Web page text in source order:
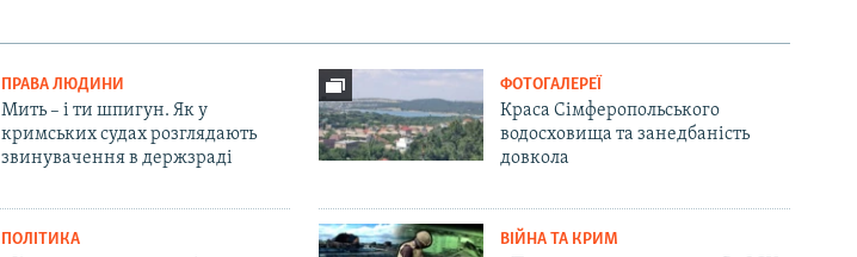
ПРАВА ЛЮДИНИ
Мить – і ти шпигун. Як у
кримських судах розглядають
звинувачення в держзраді
ФОТОГАЛЕРЕЇ
Краса Сімферопольського
водосховища та занедбаність
довкола
ПОЛІТИКА ВІЙНА ТА КРИМ